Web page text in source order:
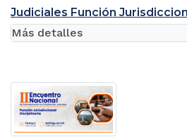
Judiciales Función
Más detalles